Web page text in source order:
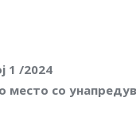
ОГЛАС
место со